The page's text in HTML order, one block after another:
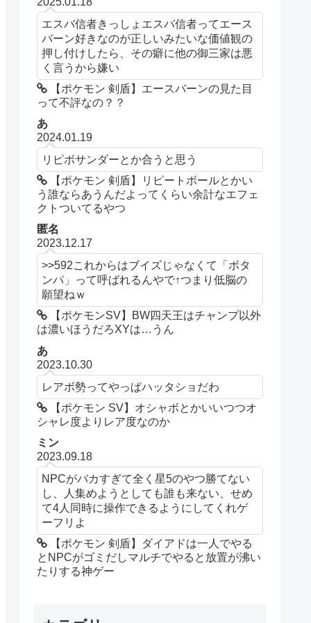
エスバ信者きっしょエスバ信者ってエース
バーン好きなのが正しいみたいな価値観の
押し付けしたら、その癖に他の御三家は悪
く言うから嫌い
【ポケモン 剣盾】エースバーンの見た目
って不評なの？？
あ
2024.01.19
リピボサンダーとか合うと思う
【ポケモン 剣盾】リピートボールとかい
う誰ならあうんだよってくらい余計なエフェ
クトついてるやつ
匿名
2023.12.17
>>592これからはブイズじゃなくて「ボタ
ンパ」って呼ばれるんやで↑つまり低脳の
願望ねｗ
【ポケモンSV】BW四天王はチャンプ以外
は濃いほうだろXYは…うん
あ
2023.10.30
レアボ勢ってやっぱハッタショだわ
【ポケモン SV】オシャボとかいいつつオ
シャレ度よりレア度なのか
ミン
2023.09.18
NPCがバカすぎて全く星5のやつ勝てない
し、人集めようとしても誰も来ない、せめ
て4人同時に操作できるようにしてくれゲ
ーフリよ
【ポケモン 剣盾】ダイアドは一人でやる
とNPCがゴミだしマルチでやると放置が沸い
たりする神ゲー